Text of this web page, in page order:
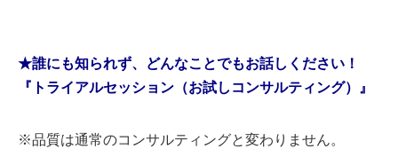
★誰にも知られず、どんなことでもお話しください！
『トライアルセッション（お試しコンサルティング）』
※品質は通常のコンサルティングと変わりません。